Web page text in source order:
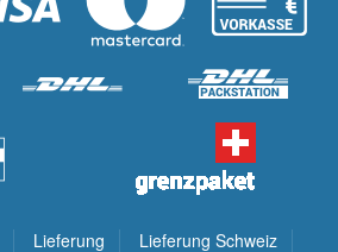
Lieferung Lieferung Schweiz